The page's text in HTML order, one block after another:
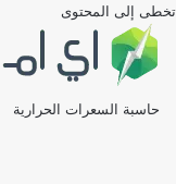
تخطى إلى المحتوى
حاسبة السعرات الحرارية